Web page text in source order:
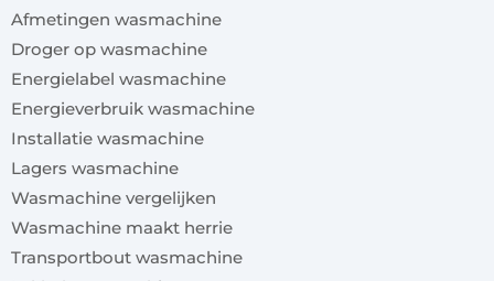
Afmetingen wasmachine
Droger op wasmachine
Energielabel wasmachine
Energieverbruik wasmachine
Installatie wasmachine
Lagers wasmachine
Wasmachine vergelijken
Wasmachine maakt herrie
Transportbout wasmachine